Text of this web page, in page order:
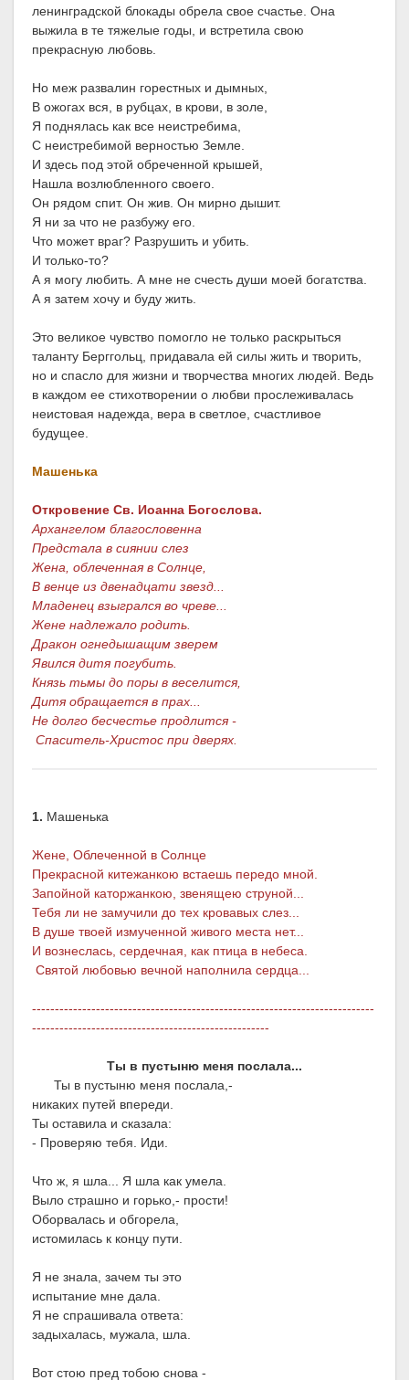
ленинградской блокады обрела свое счастье. Она
выжила в те тяжелые годы, и встретила свою
прекрасную любовь.
Но меж развалин горестных и дымных,
В ожогах вся, в рубцах, в крови, в золе,
Я поднялась как все неистребима,
С неистребимой верностью Земле.
И здесь под этой обреченной крышей,
Нашла возлюбленного своего.
Он рядом спит. Он жив. Он мирно дышит.
Я ни за что не разбужу его.
Что может враг? Разрушить и убить.
И только-то?
А я могу любить. А мне не счесть души моей богатства.
А я затем хочу и буду жить.
Это великое чувство помогло не только раскрыться
таланту Берггольц, придавала ей силы жить и творить,
но и спасло для жизни и творчества многих людей. Ведь
в каждом ее стихотворении о любви прослеживалась
неистовая надежда, вера в светлое, счастливое
будущее.
Машенька
Откровение Св. Иоанна Богослова.
Архангелом благословенна
Предстала в сиянии слез
Жена, облеченная в Солнце,
В венце из двенадцати звезд...
Младенец взыгрался во чреве...
Жене надлежало родить.
Дракон огнедышащим зверем
Явился дитя погубить.
Князь тьмы до поры в веселится,
Дитя обращается в прах...
Не долго бесчестье продлится -
Спаситель-Христос при дверях.
1. Машенька
Жене, Облеченной в Солнце
Прекрасной китежанкою встаешь передо мной.
Запойной каторжанкою, звенящею струной...
Тебя ли не замучили до тех кровавых слез...
В душе твоей измученной живого места нет...
И вознеслась, сердечная, как птица в небеса.
Святой любовью вечной наполнила сердца...
---------------------------------------------------------------------------
----------------------------------------------------
Ты в пустыню меня послала...
Ты в пустыню меня послала,-
никаких путей впереди.
Ты оставила и сказала:
- Проверяю тебя. Иди.
Что ж, я шла... Я шла как умела.
Выло страшно и горько,- прости!
Оборвалась и обгорела,
истомилась к концу пути.
Я не знала, зачем ты это
испытание мне дала.
Я не спрашивала ответа:
задыхалась, мужала, шла.
Вот стою пред тобою снова -